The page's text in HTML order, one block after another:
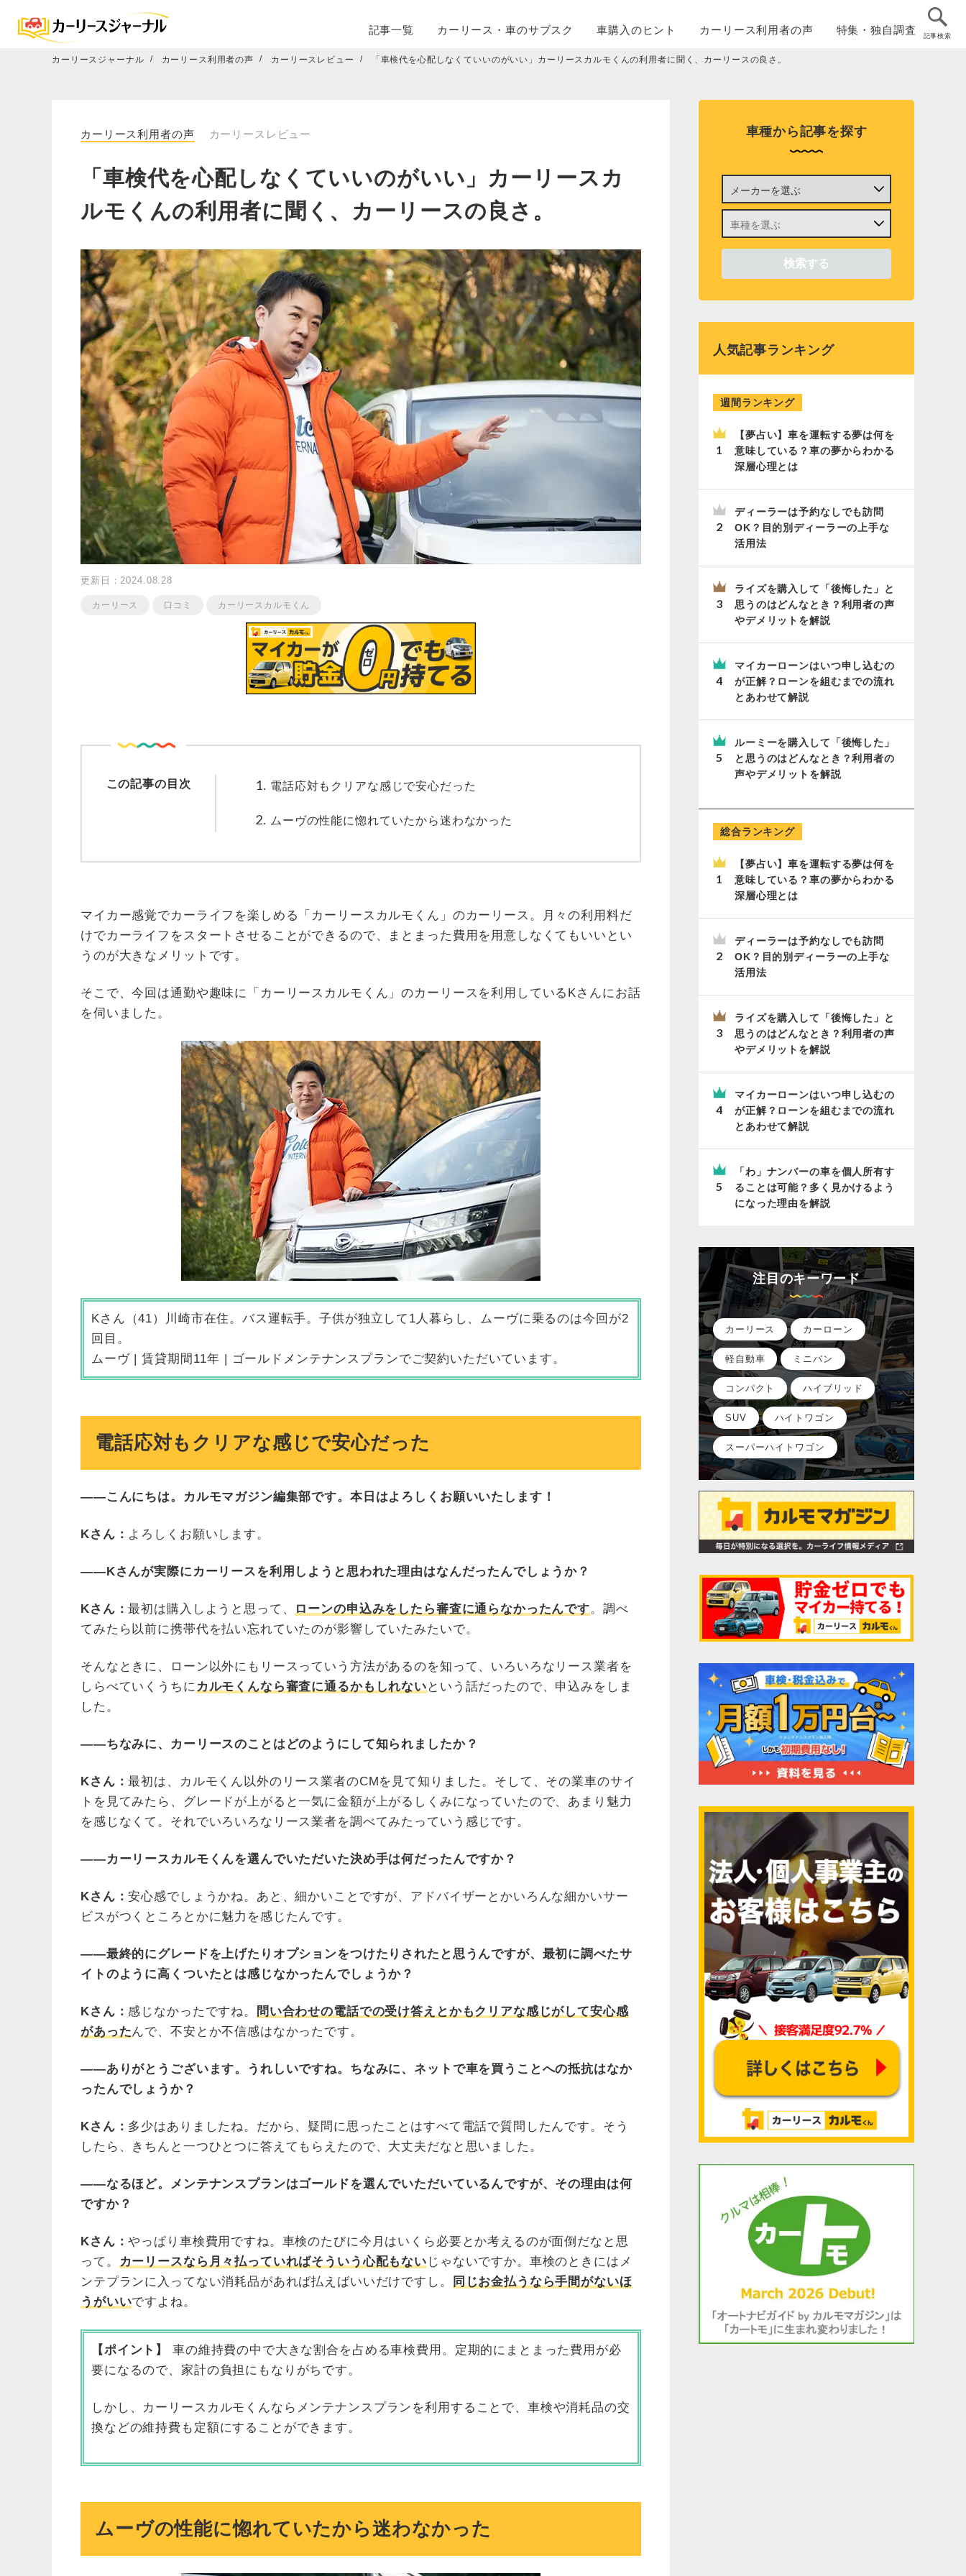
記事一覧 カーリース・車のサブスク 車購入の ヒント カーリース利用者の声 特集・独自調査 記事検索
カーリースジャーナル カーリース利用者の声 カーリースレビュー 「車検代を心配しなくていいのがいい」カーリースカルモくんの利用者に聞く、カーリースの良さ。
カーリース利用者の声 カーリースレビュー
「車検代を心配しなくていいのがいい」カーリースカ
ルモくんの利用者に聞く、カーリースの良さ。
更新日：2024.08.28
カーリース 口コミ カーリースカルモくん
この記事の目次 電話応対もクリアな感じで安心だった
ムーヴの性能に惚れていたから迷わなかった
マイカー感覚でカーライフを楽しめる「カーリースカルモくん」のカーリース。月々の利用料だ
けでカーライフをスタートさせることができるので、まとまった費用を用意しなくてもいいとい
うのが大きなメリットです。
そこで、今回は通勤や趣味に「カーリースカルモくん」のカーリースを利用しているKさんにお話
を伺いました。
Kさん（41）川崎市在住。バス運転手。子供が独立して1人暮らし、ムーヴに乗るのは今回が2
回目。
ムーヴ | 賃貸期間11年 | ゴールドメンテナンスプランでご契約いただいています。
電話応対もクリアな感じで安心だった
――こんにちは。カルモマガジン編集部です。本日はよろしくお願いいたします！
Kさん： よろしくお願いします。
――Kさんが実際にカーリースを利用しようと思われた理由はなんだったんでしょうか？
Kさん：最初は購入しようと思って、 ローンの申込みをしたら審査に通らなかったんです。調べ
てみたら以前に携帯代を払い忘れていたのが影響していたみたいで。
そんなときに、ローン以外にもリースっていう方法があるのを知って、いろいろなリース業者を
しらべていくうちに カルモくんなら審査に通るかもしれない という話だったので、申込みをしま
した。
――ちなみに、カーリースのことはどのようにして知られましたか？
Kさん：最初は、カルモくん以外のリース業者のCMを見て知りました。そして、その業車のサイ
トを見てみたら、グレードが上がると一気に金額が上がるしくみになっていたので、あまり魅力
を感じなくて。それでいろいろなリース業者を調べてみたっていう感じです。
――カーリースカルモくんを選んでいただいた決め手は何だったんですか？
Kさん：安心感でしょうかね。あと、細かいことですが、アドバイザーとかいろんな細かいサー
ビスがつくところとかに魅力を感じたんです。
――最終的にグレードを上げたりオプションをつけたりされたと思うんですが、最初に調べたサ
イトのように高くついたとは感じなかったんでしょうか？
Kさん： 感じなかったですね。
問い合わせの電話での受け答えとかもクリアな感じがして安心感
があったんで、不安とか不信感はなかったです。
――ありがとうございます。うれしいですね。ちなみに、ネットで車を買うことへの抵抗はなか
ったんでしょうか？
Kさん： 多少はありましたね。だから、疑問に思ったことはすべて電話で質問したんです。そう
したら、きちんと一つひとつに答えてもらえたので、大丈夫だなと思いました。
――なるほど。メンテナンスプランはゴールドを選んでいただいているんですが、その理由は何
ですか？
Kさん：やっぱり車検費用ですね。車検のたびに今月はいくら必要とか考えるのが面倒だなと思
って。
カーリースなら月々払っていればそういう心配もない じゃないですか。車検のときにはメ
ンテプランに入ってない消耗品があれば払えばいいだけですし。
同じお金払うなら手間がないほ
うがいいですよね。
【ポイント】
車の維持費の中で大きな割合を占める車検費用。定期的にまとまった費用が必
要になるので、家計の負担にもなりがちです。
しかし、カーリースカルモくんならメンテナンスプランを利用することで、車検や消耗品の交
換などの維持費も定額にすることができます。
ムーヴの性能に惚れていたから迷わなかった
車種から記事を探す
人気記事ランキング
週間ランキング
【夢占い】車を運転する夢は何を
意味している？車の夢からわかる
深層心理とは
ディーラーは予約なしでも訪問
OK？目的別ディーラーの上手な
活用法
ライズを購入して「後悔した」と
思うのはどんなとき？利用者の声
やデメリットを解説
マイカーローンはいつ申し込むの
が正解？ローンを組むまでの流れ
とあわせて解説
ルーミーを購入して「後悔した」
と思うのはどんなとき？利用者の
声やデメリットを解説
総合ランキング
【夢占い】車を運転する夢は何を
意味している？車の夢からわかる
深層心理とは
ディーラーは予約なしでも訪問
OK？目的別ディーラーの上手な
活用法
ライズを購入して「後悔した」と
思うのはどんなとき？利用者の声
やデメリットを解説
マイカーローンはいつ申し込むの
が正解？ローンを組むまでの流れ
とあわせて解説
「わ」ナンバーの車を個人所有す
ることは可能？多く見かけるよう
になった理由を解説
注目のキーワード
カーリース カーローン
軽自動車 ミニバン
コンパクト ハイブリッド
SUV ハイトワゴン
スーパーハイトワゴン